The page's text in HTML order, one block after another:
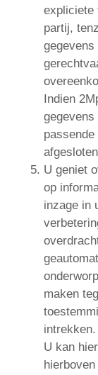
expliciete
partij,
gegevens
Indien
U geniet
op
inzage in
maken
intrekken.
U kan